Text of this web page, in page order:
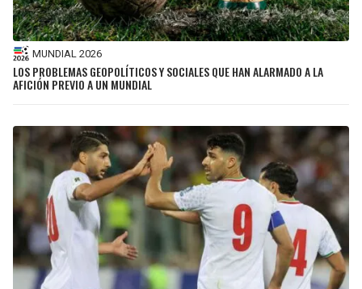
MUNDIAL 2026
LOS PROBLEMAS GEOPOLÍTICOS Y SOCIALES QUE HAN ALARMADO A LA
AFICIÓN PREVIO A UN MUNDIAL